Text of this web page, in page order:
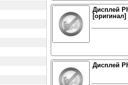
Дисплей
[оригинал]
Дисплей